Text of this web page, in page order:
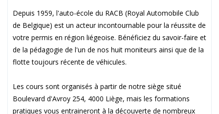
Depuis 1959, l'auto-école du RACB (Royal Automobile Club
de Belgique) est un acteur incontournable pour la réussite de
votre permis en région liégeoise. Bénéficiez du savoir-faire et
de la pédagogie de l'un de nos huit moniteurs ainsi que de la
flotte toujours récente de véhicules.
Les cours sont organisés à partir de notre siège situé
Boulevard d'Avroy 254, 4000 Liège, mais les formations
pratiques vous entraineront à la découverte de nombreux